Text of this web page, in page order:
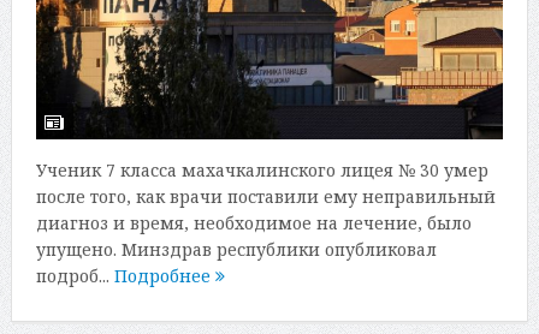
Ученик 7 класса махачкалинского лицея № 30 умер
после того, как врачи поставили ему неправильный
диагноз и время, необходимое на лечение, было
упущено. Минздрав республики опубликовал
подроб... Подробнее